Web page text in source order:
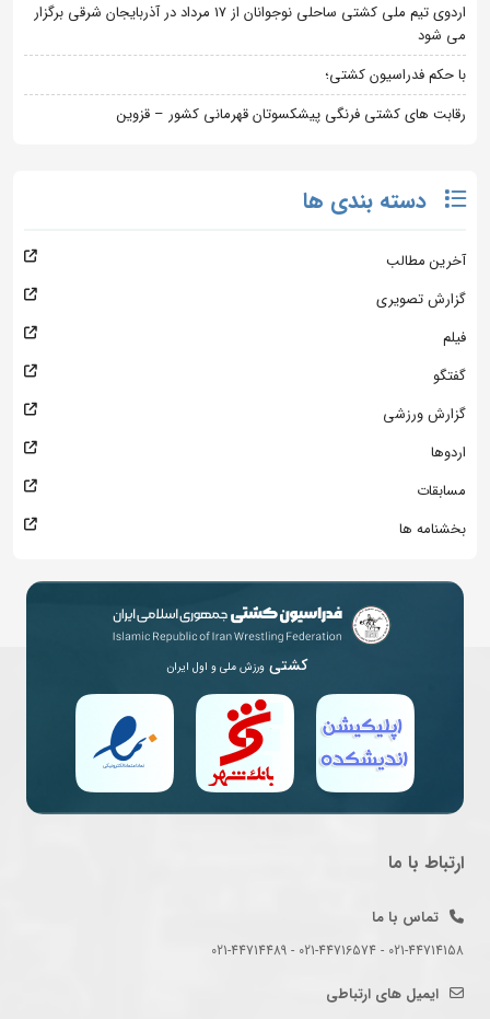
اردوی تیم ملی کشتی ساحلی نوجوانان از 17 مرداد در آذربایجان شرقی برگزار
می شود
با حکم فدراسیون کشتی؛
رقابت های کشتی فرنگی پیشکسوتان قهرمانی کشور – قزوین
دسته بندی ها
آخرین مطالب
گزارش تصویری
فیلم
گفتگو
گزارش ورزشی
اردوها
مسابقات
بخشنامه ها
کشتی ورزش ملی و اول ایران
ارتباط با ما
تماس با ما
021-44714158 - 021-44716574 - 021-44714489
ایمیل های ارتباطی